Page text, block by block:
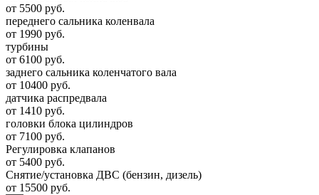
от 5500 руб.
переднего сальника коленвала
от 1990 руб.
турбины
от 6100 руб.
заднего сальника коленчатого вала
от 10400 руб.
датчика распредвала
от 1410 руб.
головки блока цилиндров
от 7100 руб.
Регулировка клапанов
от 5400 руб.
Снятие/установка ДВС (бензин, дизель)
от 15500 руб.